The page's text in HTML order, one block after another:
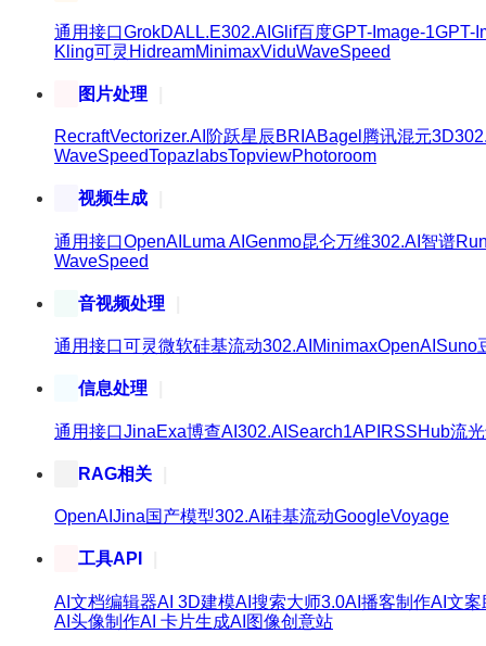
通用接口GrokDALL.E302.AI Glif百度GPT-Image-1GPT-
Kling可灵 HidreamMinimaxViduWaveSpeed
图片处理
RecraftVectorizer.AI 阶跃星辰BRIABagel 腾讯混元3D
WaveSpeedTopazlabsTopviewPhotoroom
视频生成
通用接口OpenAI Luma AI Genmo昆仑万维302.AI 智谱
WaveSpeed
音视频处理
通用接口可灵微软硅基流动302.AI MinimaxOpenAI Suno
信息处理
通用接口JinaExa博查AI 302.AI Search1API RSSHub流
RAG相关
OpenAI Jina国产模型302.AI 硅基流动GoogleVoyage
工具API
AI文档编辑器AI 3D建模AI搜索大师3.0AI播客制作AI文案
AI头像制作AI 卡片生成AI图像创意站